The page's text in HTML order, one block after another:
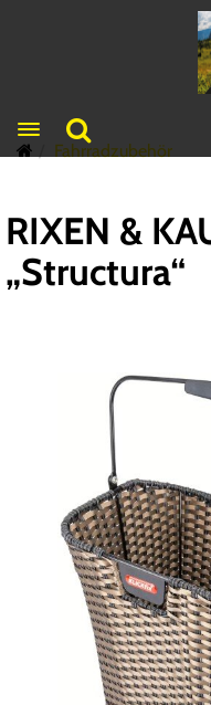
Toggle navigation
Fahrradzubehör
RIXEN &
„Structura“